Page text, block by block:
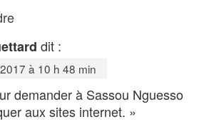
dit :
à 10 h 48 min
demander à Sassou Nguesso
aux sites internet. »